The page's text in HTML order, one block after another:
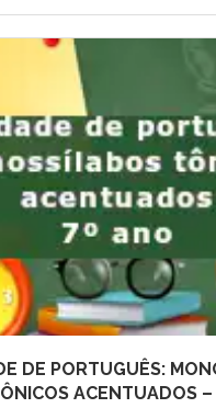
DE PORTUGUÊS:
ACENTUADOS –